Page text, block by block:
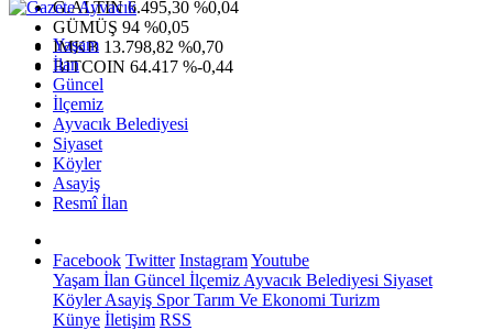
G.ALTIN6.495,30 %0,04
GÜMÜŞ 94 %0,05
IMKB 13.798,82 %0,70
BITCOIN 64.417 %-0,44
Yaşam
İlan
Güncel
İlçemiz
Ayvacık Belediyesi
Siyaset
Köyler
Asayiş
Resmî İlan
Facebook Twitter InstagramYoutube
Yaşam İlan Güncel İlçemiz Ayvacık Belediyesi Siyaset
KöylerAsayiş SporTarım Ve Ekonomi Turizm
Künye İletişim RSS